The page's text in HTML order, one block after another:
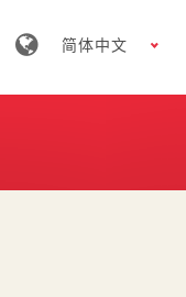
简体中文